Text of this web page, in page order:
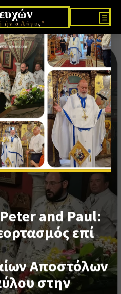
ήν ο Λόγος"
and Paul:
επί
Αποστόλων
στην